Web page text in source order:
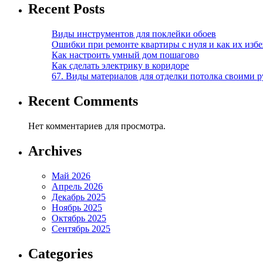
Recent Posts
Виды инструментов для поклейки обоев
Ошибки при ремонте квартиры с нуля и как их
Как настроить умный дом пошагово
Как сделать электрику в коридоре
67. Виды материалов для отделки потолка своими
Recent Comments
Нет комментариев для просмотра.
Archives
Май 2026
Апрель 2026
Декабрь 2025
Ноябрь 2025
Октябрь 2025
Сентябрь 2025
Categories